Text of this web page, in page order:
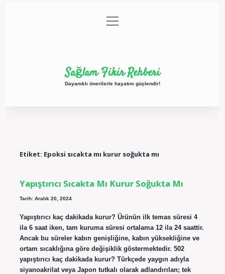
Gizlilik Politikası
menüyü
aç
Sağlam Fikir Rehberi
Dayanıklı önerilerle hayatını güçlendir!
Etiket: Epoksi sıcakta mı kurur soğukta mı
Yapıştırıcı Sıcakta Mı Kurur Soğukta Mı
Tarih: Aralık 20, 2024
Yapıştırıcı kaç dakikada kurur? Ürünün ilk temas süresi 4
ila 6 saat iken, tam kuruma süresi ortalama 12 ila 24 saattir.
Ancak bu süreler kabın genişliğine, kabın yüksekliğine ve
ortam sıcaklığına göre değişiklik göstermektedir. 502
yapıştırıcı kaç dakikada kurur? Türkçede yaygın adıyla
siyanoakrilat veya Japon tutkalı olarak adlandırılan; tek